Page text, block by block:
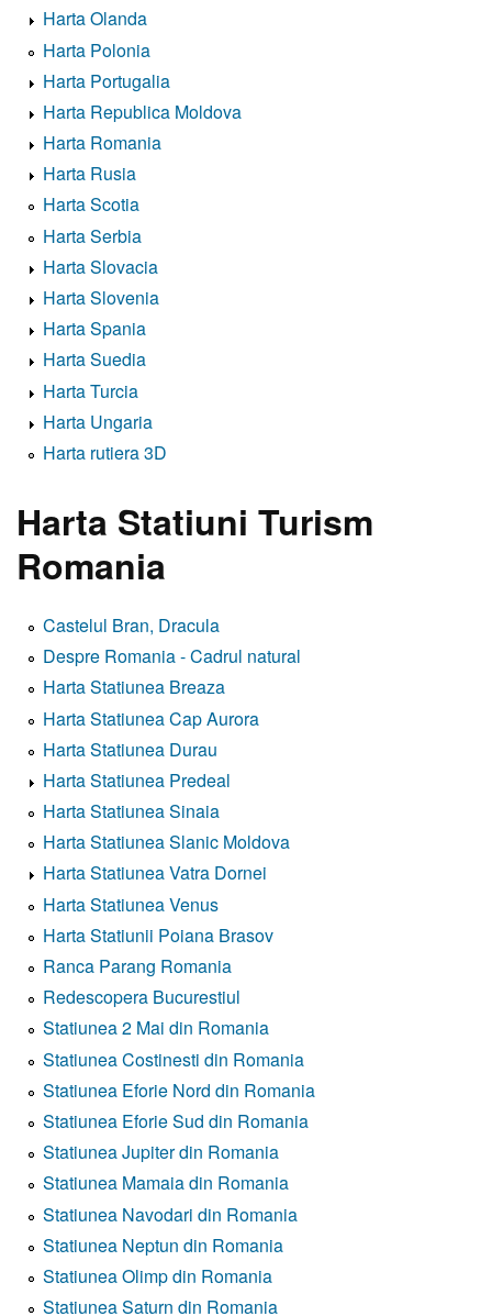
Harta Olanda
Harta Polonia
Harta Portugalia
Harta Republica Moldova
Harta Romania
Harta Rusia
Harta Scotia
Harta Serbia
Harta Slovacia
Harta Slovenia
Harta Spania
Harta Suedia
Harta Turcia
Harta Ungaria
Harta rutiera 3D
Harta Statiuni Turism
Romania
Castelul Bran, Dracula
Despre Romania - Cadrul natural
Harta Statiunea Breaza
Harta Statiunea Cap Aurora
Harta Statiunea Durau
Harta Statiunea Predeal
Harta Statiunea Sinaia
Harta Statiunea Slanic Moldova
Harta Statiunea Vatra Dornei
Harta Statiunea Venus
Harta Statiunii Poiana Brasov
Ranca Parang Romania
Redescopera Bucurestiul
Statiunea 2 Mai din Romania
Statiunea Costinesti din Romania
Statiunea Eforie Nord din Romania
Statiunea Eforie Sud din Romania
Statiunea Jupiter din Romania
Statiunea Mamaia din Romania
Statiunea Navodari din Romania
Statiunea Neptun din Romania
Statiunea Olimp din Romania
Statiunea Saturn din Romania